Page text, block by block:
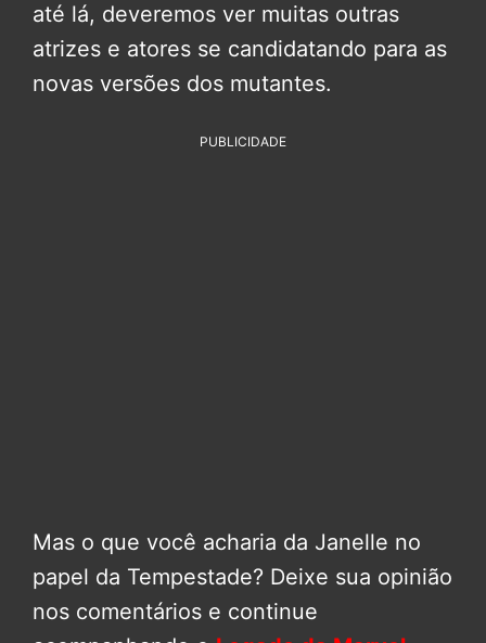
até lá, deveremos ver muitas outras
atrizes e atores se candidatando para as
novas versões dos mutantes.
PUBLICIDADE
Mas o que você acharia da Janelle no
papel da Tempestade? Deixe sua opinião
nos comentários e continue